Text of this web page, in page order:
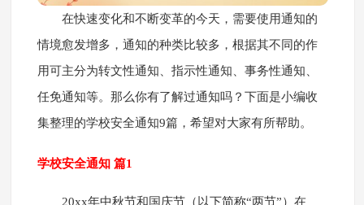
在快速变化和不断变革的今天，需要使用通知的
情境愈发增多，通知的种类比较多，根据其不同的作
用可主分为转文性通知、指示性通知、事务性通知、
任免通知等。那么你有了解过通知吗？下面是小编收
集整理的学校安全通知9篇，希望对大家有所帮助。
学校安全通知 篇1
20xx年中秋节和国庆节（以下简称“两节”）在